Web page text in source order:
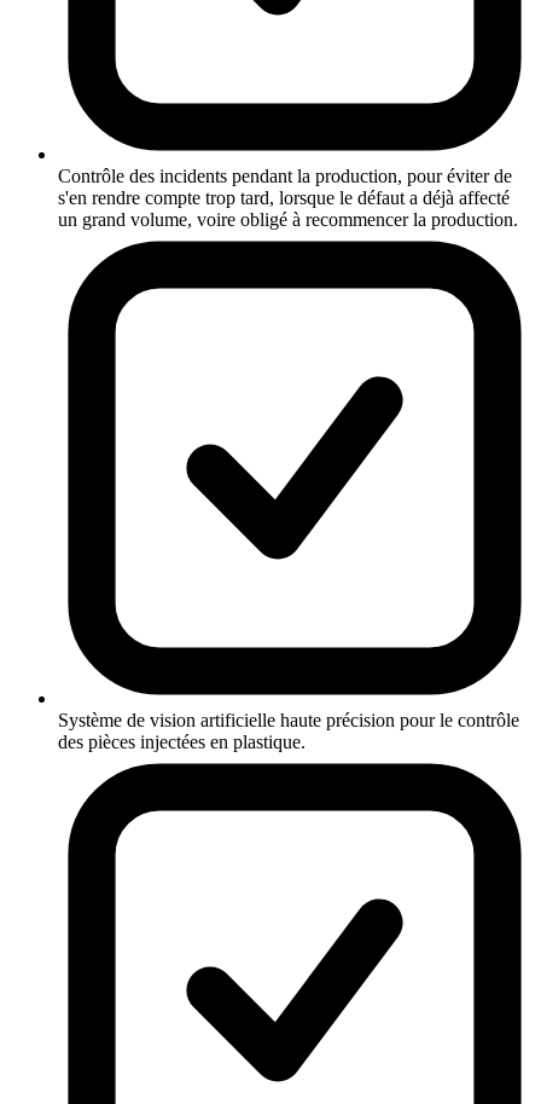
Contrôle des incidents pendant la production, pour éviter de
s'en rendre compte trop tard, lorsque le défaut a déjà affecté
un grand volume, voire obligé à recommencer la production.
Système de vision artificielle haute précision pour le contrôle
des pièces injectées en plastique.